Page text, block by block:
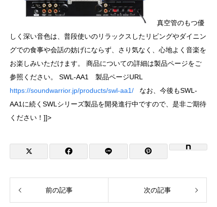
真空管のもつ優
しく深い音色は、普段使いのリラックスしたリビングやダイニン
グでの食事や会話の妨げにならず、さり気なく、心地よく音楽を
お楽しみいただけます。 商品についての詳細は製品ページをご
参照ください。 SWL-AA1 製品ページURL
https://soundwarrior.jp/products/swl-aa1/ なお、今後もSWL-
AA1に続くSWLシリーズ製品を開発進行中ですので、是非ご期待
ください！]]>
前の記事 次の記事